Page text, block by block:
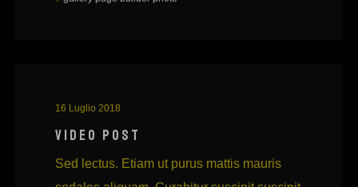
16 Luglio 2018
VIDEO POST
Sed lectus. Etiam ut purus mattis mauris